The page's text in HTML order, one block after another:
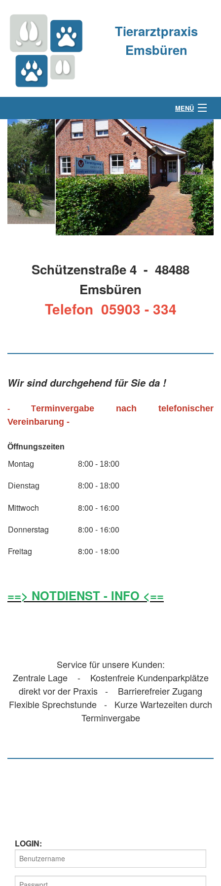
Tierarztpraxis
Emsbüren
MENÜ
Über uns
Kleintierpraxis
Großtierpraxis
Kontakt & Anfahrt
Schützenstraße 4 - 48488
Emsbüren
Telefon 05903 - 334
Wir sind durchgehend für Sie da !
- Terminvergabe nach telefonischer
Vereinbarung -
Öffnungszeiten
Montag 8:00 - 18:00
Dienstag 8:00 - 18:00
Mittwoch
8:00 - 16:00
Donnerstag
8:00 - 16:00
Freitag
8:00 - 18:00
==> NOTDIENST - INFO <==
Service für unsere Kunden:
Zentrale Lage - Kostenfreie Kundenparkplätze
direkt vor der Praxis - Barrierefreier Zugang
Flexible Sprechstunde - Kurze Wartezeiten durch
Terminvergabe
LOGIN: